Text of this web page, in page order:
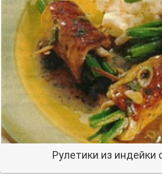
Рулетики из индейки